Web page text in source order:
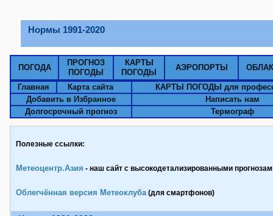
Нормы 1991-2020
ПОГОДА
ПРОГНОЗ
ПОГОДЫ
КАРТЫ
ПОГОДЫ
АЭРОПОРТЫ
Главная Карта сайта
КАРТЫ ПОГОДЫ для
Добавить в Избранное
Написать нам
Долгосрочный прогноз
Термограф
Полезные ссылки:
Метеоцентр.Азия - наш сайт с высокодетализированными
Облегчённая версия Метеоклуба(для смартфонов)